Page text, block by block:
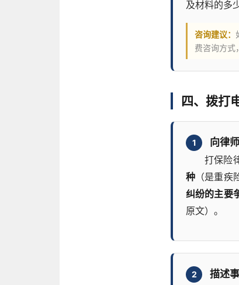
及材料的多
咨询建议：
费咨询方式
四、拨打
1
向律
打保险
种 （是重疾
纠纷的主要
原文）。
2
描述